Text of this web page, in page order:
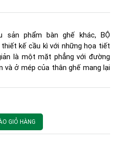
sản phẩm bàn ghế khác, BỘ
thiết kế cầu kì với những họa tiết
là một mặt phẳng với đường
và ở mép của thân ghế mang lại
GIỎ HÀNG